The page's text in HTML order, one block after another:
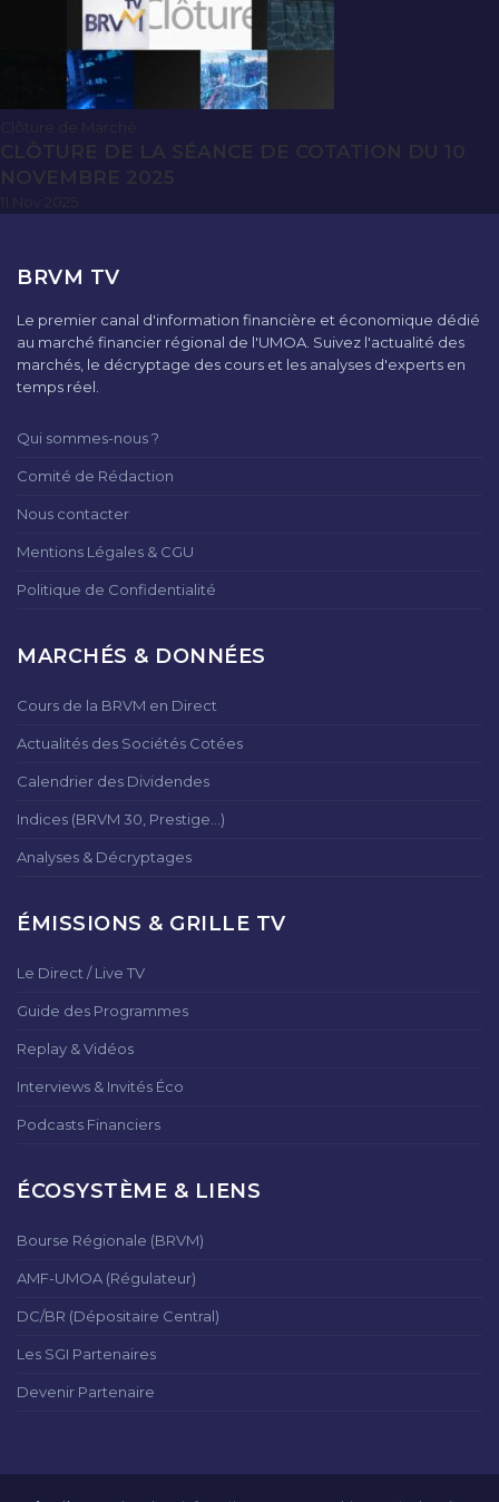
CLÔTURE DE LA SÉANCE DE COTATION DU 10
NOVEMBRE 2025
BRVM TV
Le premier canal d'information financière et économique dédié
au marché financier régional de l'UMOA. Suivez l'actualité des
marchés, le décryptage des cours et les analyses d'experts en
temps réel.
Qui sommes-nous ?
Comité de Rédaction
Nous contacter
Mentions Légales & CGU
Politique de Confidentialité
MARCHÉS & DONNÉES
Cours de la BRVM en Direct
Actualités des Sociétés Cotées
Calendrier des Dividendes
Indices (BRVM 30, Prestige...)
Analyses & Décryptages
ÉMISSIONS & GRILLE TV
Le Direct / Live TV
Guide des Programmes
Replay & Vidéos
Interviews & Invités Éco
Podcasts Financiers
ÉCOSYSTÈME & LIENS
Bourse Régionale (BRVM)
AMF-UMOA (Régulateur)
DC/BR (Dépositaire Central)
Les SGI Partenaires
Devenir Partenaire